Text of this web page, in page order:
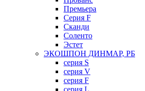
Премьера
Серия F
Сканди
Соленто
Эстет
ЭКОШПОН ДИНМАР, РБ
серия S
серия V
серия F
серия L